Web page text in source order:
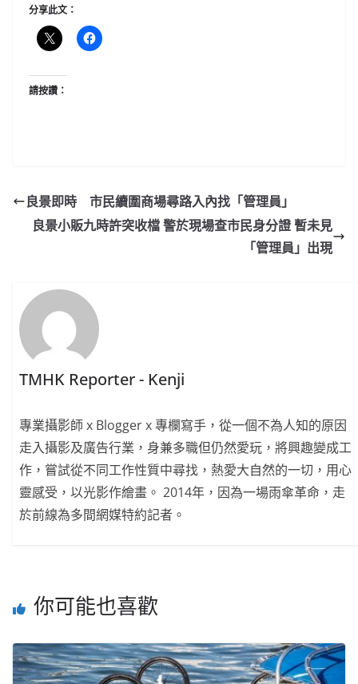
分享此文：
請按讚：
良景即時 市民續圍商場尋路入內找「管理員」
良景小販九時許突收檔 警於現場查市民身分證 暫未見
「管理員」出現
TMHK Reporter - Kenji
專業攝影師 x Blogger x 專欄寫手，從一個不為人知的原因
走入攝影及廣告行業，身兼多職但仍然愛玩，將興趣變成工
作，嘗試從不同工作性質中尋找，熱愛大自然的一切，用心
靈感受，以光影作繪畫。 2014年，因為一場雨傘革命，走
於前線為多間網媒特約記者。
你可能也喜歡